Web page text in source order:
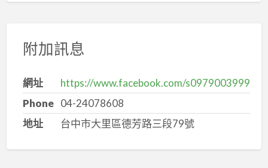
附加訊息
網址
https://www.facebook.com/s0979003999
Phone 04-24078608
地址
台中市大里區德芳路三段79號